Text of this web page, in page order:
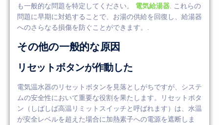
も一般的な問題を特定してください。 電気給湯器. これらの
問題に早期に対処することで、お湯の供給を回復し、給湯器
へのさらなる損傷を防ぐことができます。.
その他の一般的な原因
リセットボタンが作動した
電気温水器のリセットボタンを見落としがちですが、システ
ムの安全性において重要な役割を果たします。リセットボタ
ン（しばしば高温リミットスイッチと呼ばれます）は、水温
が安全レベルを超えた場合に加熱素子への電源を遮断しま